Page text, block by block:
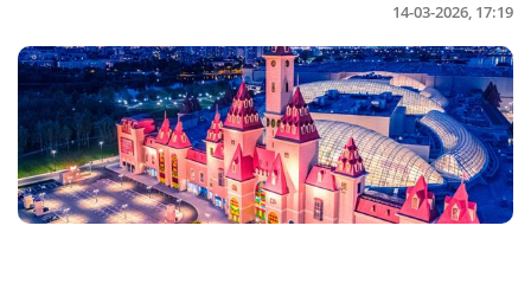
14-03-2026, 17:19